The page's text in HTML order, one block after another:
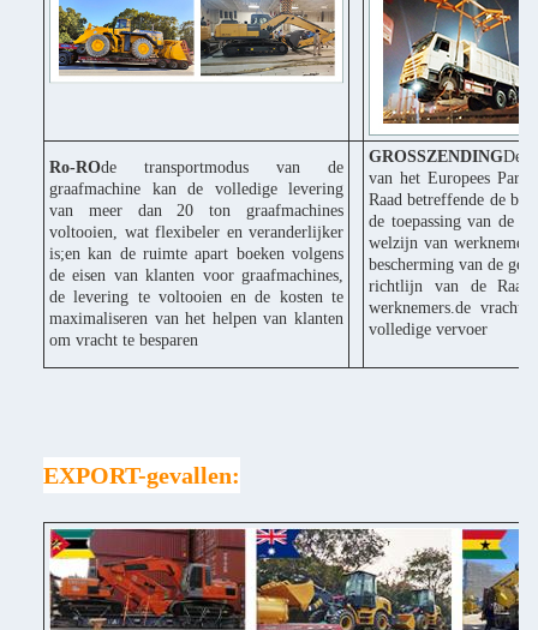
Ro-ROde transportmodus van de
graafmachine kan de volledige levering
van meer dan 20 ton graafmachines
voltooien, wat flexibeler en veranderlijker
is;en kan de ruimte apart boeken volgens
de eisen van klanten voor graafmachines,
de levering te voltooien en de kosten te
maximaliseren van het helpen van klanten
om vracht te besparen
GROSSZENDINGDe
van het Europees
Raad betreffende de
de toepassing van de
welzijn van
bescherming van de
richtlijn van de Raad
werknemers.de
volledige vervoer
EXPORT-gevallen: